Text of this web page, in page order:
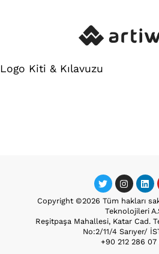
Logo Kiti & Kılavuzu
Copyright ©2026 Tüm hakları
Teknolojileri
Reşitpaşa Mahallesi, Katar Cad.
No:2/11/4 Sarıyer/
+90 212 286 07